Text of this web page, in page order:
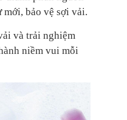
mới, bảo vệ sợi vải.
và trải nghiệm
niềm vui mỗi